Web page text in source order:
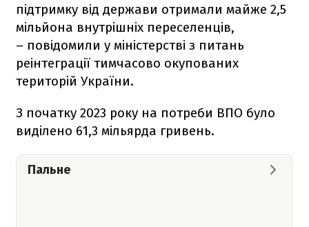
підтримку від держави отримали майже 2,5
мільйона внутрішніх переселенців,
– повідомили у міністерстві з питань
реінтеграції тимчасово окупованих
територій України.
З початку 2023 року на потреби ВПО було
виділено 61,3 мільярда гривень.
Пальне